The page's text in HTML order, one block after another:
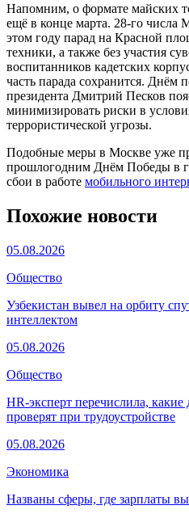
Напомним, о формате майских
ещё в конце марта. 28-го
этом году парад на Красной
техники, а также без участия
воспитанников кадетских
часть парада сохранится. Днём
президента Дмитрий Песков
минимизировать риски в
террористической угрозы.
Подобные меры в Москве уже
прошлогодним Днём Победы в
сбои в работе мобильного
Похожие новости
05.08.2026
Общество
Узбекистан вывел на орбиту
интеллектом
05.08.2026
Общество
HR-эксперт перечислила,
проверят при трудоустройстве
05.08.2026
Экономика
Названы сферы, где зарплаты